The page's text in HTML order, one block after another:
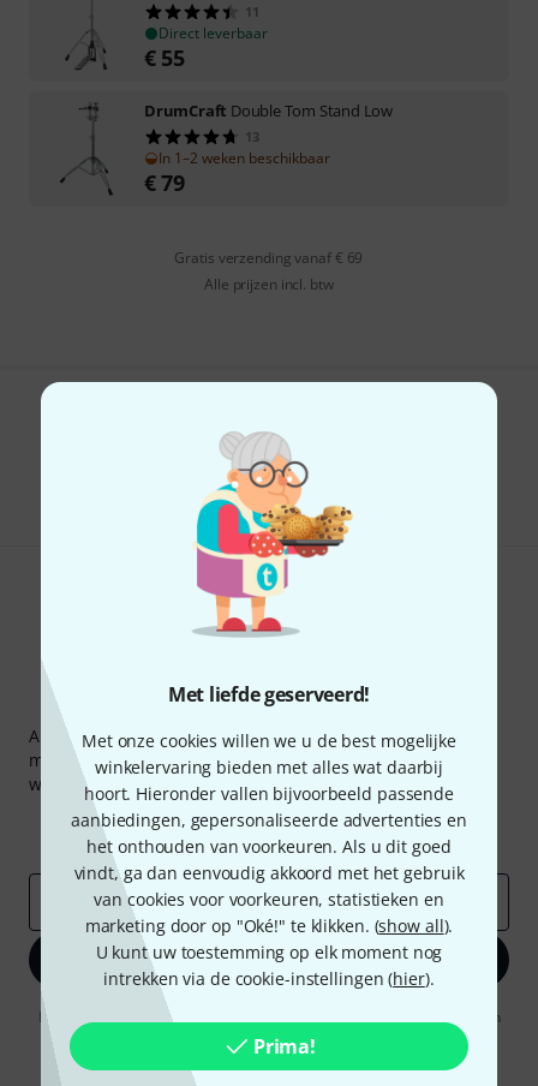
Met liefde geserveerd!
Met onze cookies willen we u de best mogelijke
winkelervaring bieden met alles wat daarbij
hoort. Hieronder vallen bijvoorbeeld passende
aanbiedingen, gepersonaliseerde advertenties en
het onthouden van voorkeuren. Als u dit goed
vindt, ga dan eenvoudig akkoord met het gebruik
van cookies voor voorkeuren, statistieken en
marketing door op "Oké!" te klikken. (show all).
U kunt uw toestemming op elk moment nog
intrekken via de cookie-instellingen (hier).
Prima!
11
Direct leverbaar
€ 55
DrumCraft Double Tom Stand Low
13
In 1–2 weken beschikbaar
€79
Gratis verzending vanaf € 69
Alle prijzen incl. btw
Bevalt het wat u ziet?
Hulp & Feedback
Thomann nieuwsbrief
Abonneer u op de Thomann-nieuwsbrief in het Engels en
met een beetje geluk kunt u een van50 voucherster
waarde van 50 €
per stuk winnen!
Inspirerende bijdragen
Aanbiedingen
Thomann-inzichten
E-Mail adres*
Registreer nu
Door op "Registreer nu" te klikken, gaat u akkoord met het ontvangen
van e-mailreclame. U kunt zich op elk moment afmelden. Meer
informatie over de nieuwsbrief vindt u in onze
gegevensbescherming.